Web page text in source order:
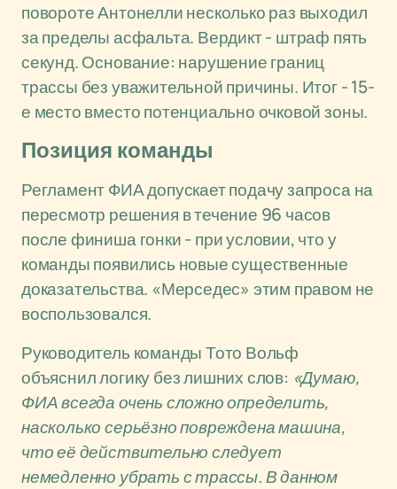
повороте Антонелли несколько раз выходил
за пределы асфальта. Вердикт - штраф пять
секунд. Основание: нарушение границ
трассы без уважительной причины. Итог - 15-
е место вместо потенциально очковой зоны.
Позиция команды
Регламент ФИА допускает подачу запроса на
пересмотр решения в течение 96 часов
после финиша гонки - при условии, что у
команды появились новые существенные
доказательства. «Мерседес» этим правом не
воспользовался.
Руководитель команды Тото Вольф
объяснил логику без лишних слов: «Думаю,
ФИА всегда очень сложно определить,
насколько серьёзно повреждена машина,
что её действительно следует
немедленно убрать с трассы. В данном